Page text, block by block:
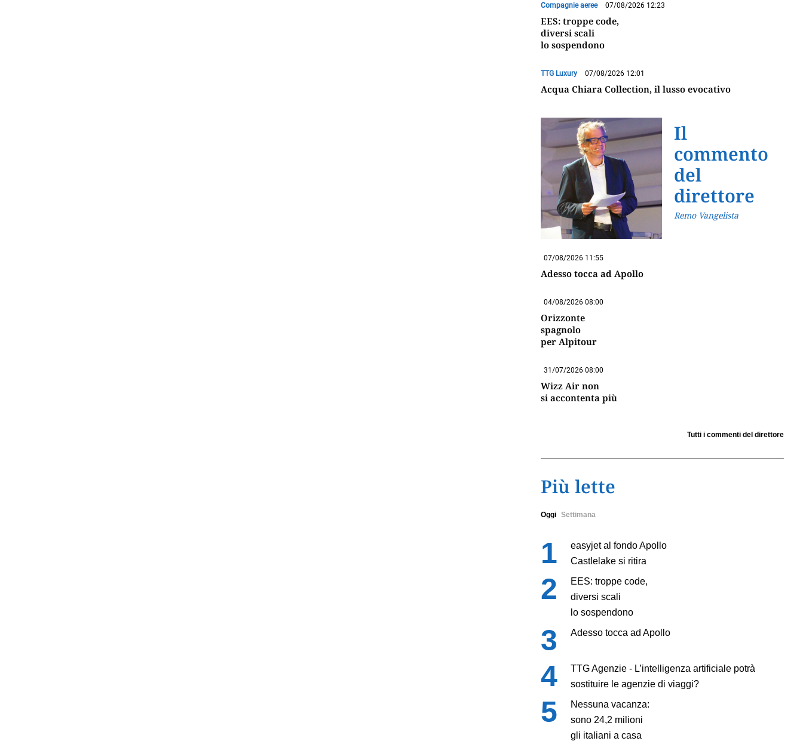
Compagnie aeree 07/08/2026 12:23
EES: troppe code,
diversi scali
lo sospendono
TTG Luxury 07/08/2026 12:01
Acqua Chiara Collection, il lusso evocativo
Il
commento
del
direttore
Remo Vangelista
07/08/2026 11:55
Adesso tocca ad Apollo
04/08/2026 08:00
Orizzonte
spagnolo
per Alpitour
31/07/2026 08:00
Wizz Air non
si accontenta più
Tutti i commenti del direttore
Più lette
Oggi Settimana
easyjet al fondo Apollo
Castlelake si ritira
EES: troppe code,
diversi scali
lo sospendono
Adesso tocca ad Apollo
TTG Agenzie - L’intelligenza artificiale potrà
sostituire le agenzie di viaggi?
Nessuna vacanza:
sono 24,2 milioni
gli italiani a casa